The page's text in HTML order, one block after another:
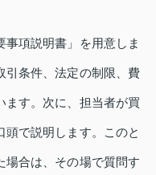
事項説明書」を用意しま
引条件、法定の制限、費
ます。次に、担当者が買
で説明します。このと
場合は、その場で質問す